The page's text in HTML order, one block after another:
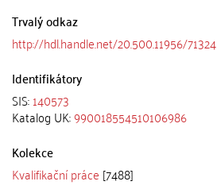
Trvalý odkaz
http://hdl.handle.net/20.500.11956/71324
Identifikátory
SIS:140573
Katalog UK:990018554510106986
Kolekce
Kvalifikační práce [7488]